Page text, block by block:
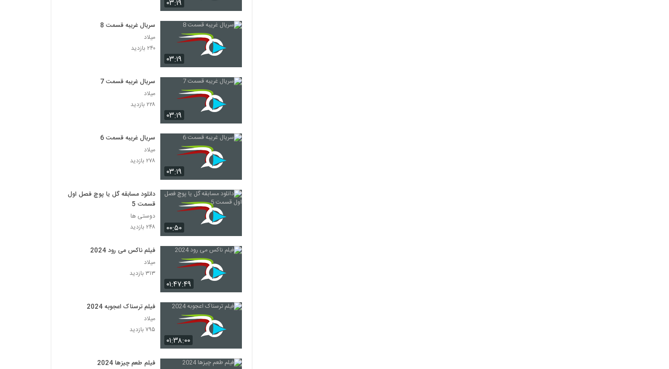
۰۳:۱۹
۰۳:۱۹
سریال غریبه قسمت 8
میلاد
۲۴۰ بازدید
۰۳:۱۹
سریال غریبه قسمت 7
میلاد
۲۲۸ بازدید
۰۳:۱۹
سریال غریبه قسمت 6
میلاد
۲۷۸ بازدید
۰۰:۵۰
دانلود مسابقه گل یا پوچ فصل اول
قسمت 5
دوستی ها
۲۴۸ بازدید
۰۱:۴۷:۴۹
فیلم ناکس می رود 2024
میلاد
۳۱۳ بازدید
۰۱:۳۸:۰۰
فیلم ترسناک اعجوبه 2024
میلاد
۷۹۵ بازدید
فیلم طعم چیزها 2024